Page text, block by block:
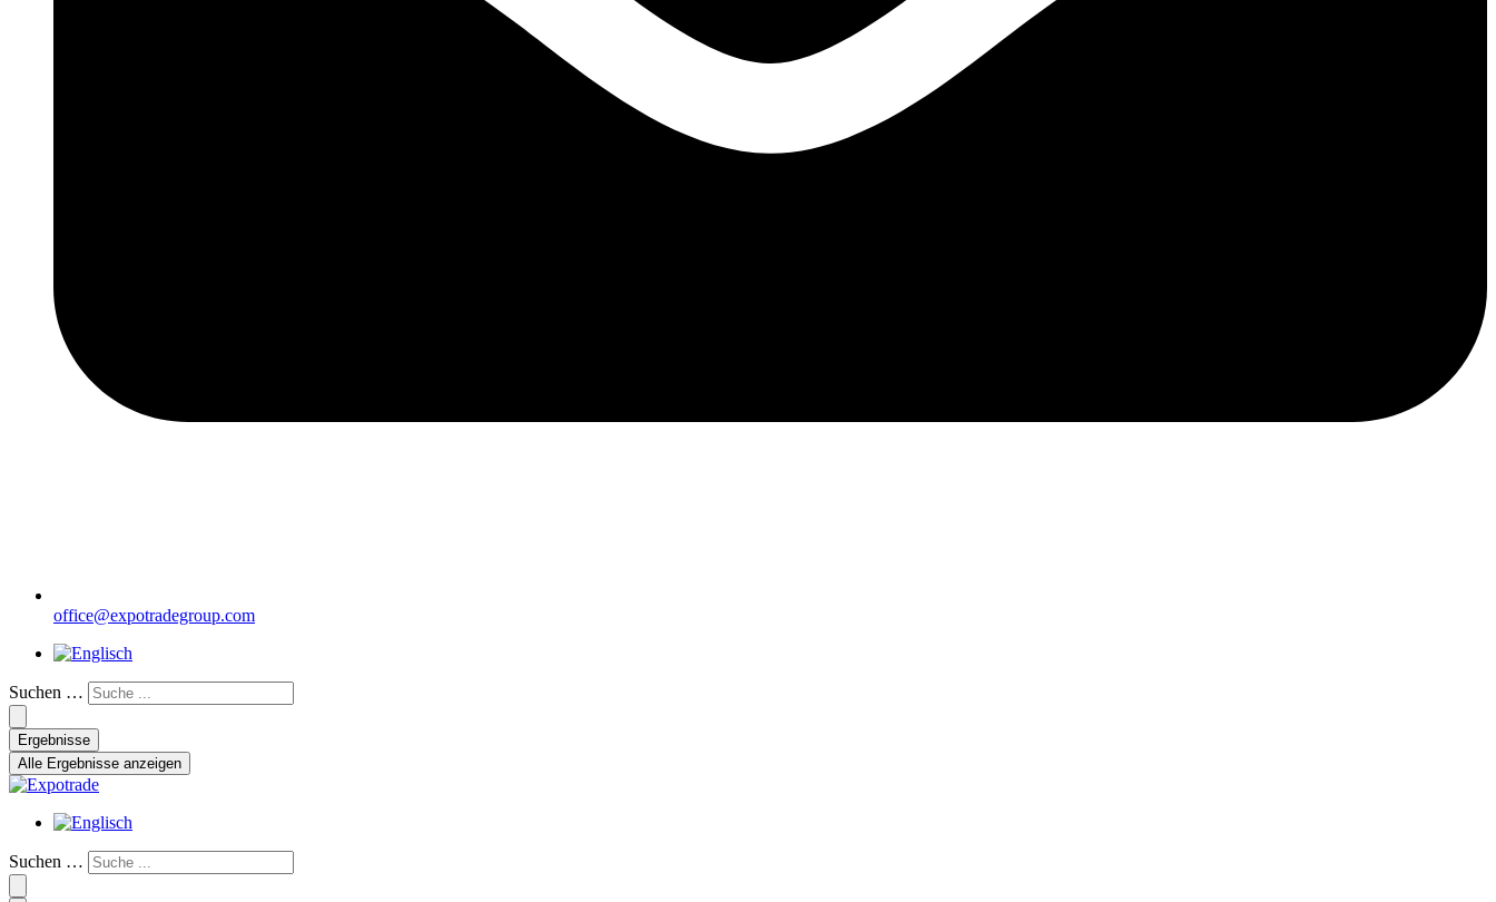
office@expotradegroup.com
Suchen …
Ergebnisse
Alle Ergebnisse anzeigen
Suchen …